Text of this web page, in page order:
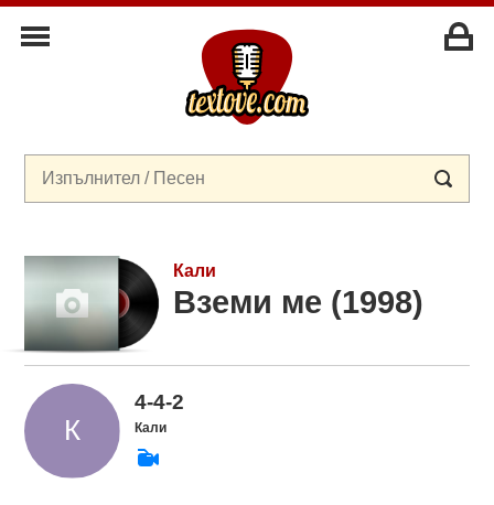
Кали
Вземи ме (1998)
4-4-2
Кали